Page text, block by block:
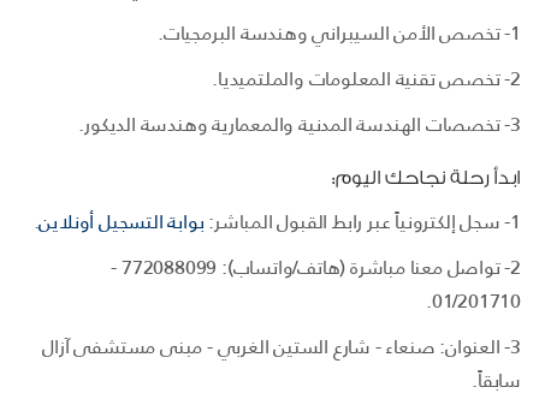
1- تخصص الأمن السيبراني وهندسة البرمجيات.
2- تخصص تقنية المعلومات والملتميديا.
3- تخصصات الهندسة المدنية والمعمارية وهندسة الديكور.
ابدأ رحلة نجاحك اليوم:
1- سجل إلكترونياً عبر رابط القبول المباشر: بوابة التسجيل أونلاين.
2- تواصل معنا مباشرة (هاتف/واتساب): 772088099 -
01/201710.
3- العنوان: صنعاء - شارع الستين الغربي - مبنى مستشفى آزال
سابقاً.